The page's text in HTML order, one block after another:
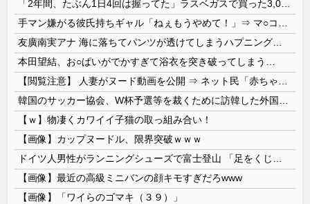
本田望結、お○ぱいがでかすぎて浴衣を突き破ってしまう…
【ｗ】物凄くカワイイ子猫の取っ組み合い！
【画像】カップヌードル、限界突破ｗｗｗ
【画像】最近の高級ミニバンの顔キモすぎだろwww
【画像】「ワイらのゴマキ（３９）」